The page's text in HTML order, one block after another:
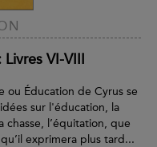
VI-VIII
ou Éducation de Cyrus se
sur l'éducation, la
chasse, l’équitation, que
exprimera plus tard...